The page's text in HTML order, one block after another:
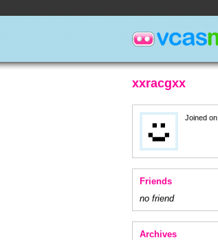
xxracgxx
Joined on
Friends
no friend
Archives